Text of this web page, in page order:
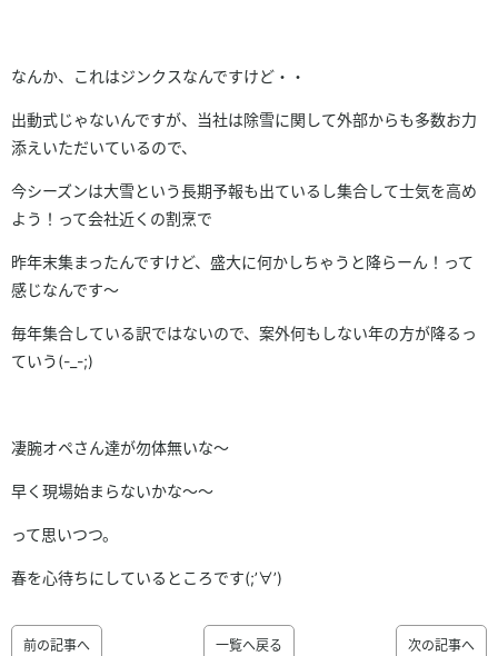
なんか、これはジンクスなんですけど・・
出動式じゃないんですが、当社は除雪に関して外部からも多数お力
添えいただいているので、
今シーズンは大雪という長期予報も出ているし集合して士気を高め
よう！って会社近くの割烹で
昨年末集まったんですけど、盛大に何かしちゃうと降らーん！って
感じなんです～
毎年集合している訳ではないので、案外何もしない年の方が降るっ
ていう(-_-;)
凄腕オペさん達が勿体無いな～
早く現場始まらないかな～～
って思いつつ。
春を心待ちにしているところです(;’∀’)
前の記事へ 一覧へ戻る 次の記事へ